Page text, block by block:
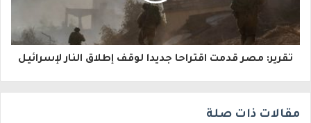
و
تقرير: مصر قدمت اقتراحا جديدا لوقف إطلاق النار لإسرائيل
مقالات ذات صلة